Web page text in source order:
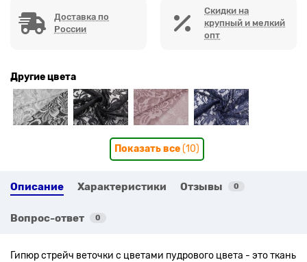
Доставка по
России
Скидки на
крупный и мелкий
опт
Другие цвета
Показать все(10)
Описание Характеристики Отзывы 0
Вопрос-ответ 0
Гипюр стрейч веточки с цветами пудрового цвета - это ткань